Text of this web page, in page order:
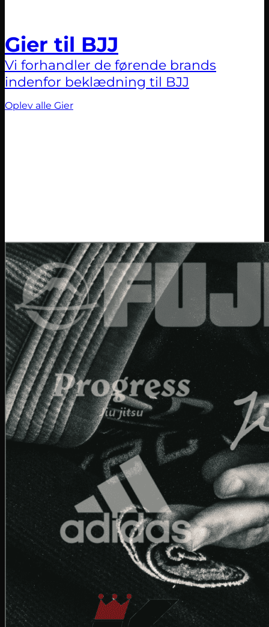
Gier til BJJ
Vi forhandler de førende brands
indenfor beklædning til BJJ
Oplev alle Gier